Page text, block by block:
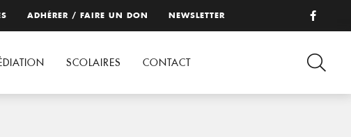
ADHÉRER / FAIRE UN DON NEWSLETTER
SCOLAIRES CONTACT